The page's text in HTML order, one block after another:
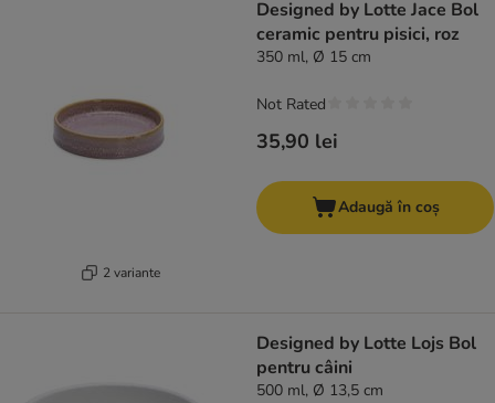
2 variante
Designed by Lotte Jace Bol
ceramic pentru pisici, roz
350 ml, Ø 15 cm
35,90 lei
Not Rated
Adaugă în coș
Designed by Lotte Lojs Bol
pentru câini
500 ml, Ø 13,5 cm